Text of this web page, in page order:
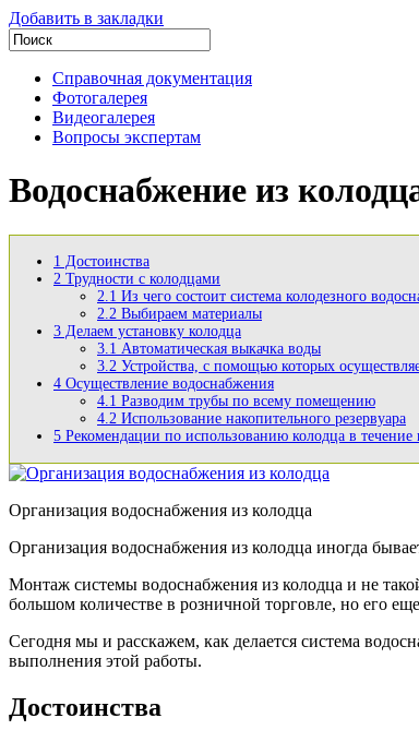
Добавить в закладки
Справочная документация
Фотогалерея
Видеогалерея
Вопросы экспертам
Водоснабжение из
1 Достоинства
2 Трудности с колодцами
2.1 Из чего состоит система колодезного
2.2 Выбираем материалы
3 Делаем установку колодца
3.1 Автоматическая выкачка воды
3.2 Устройства, с помощью которых
4 Осуществление водоснабжения
4.1 Разводим трубы по всему помещению
4.2 Использование накопительного резервуара
5 Рекомендации по использованию колодца в течение
Организация водоснабжения из колодца
Организация водоснабжения из колодца иногда
Монтаж системы водоснабжения из колодца и не
большом количестве в розничной торговле, но его
Сегодня мы и расскажем, как делается система
выполнения этой работы.
Достоинства